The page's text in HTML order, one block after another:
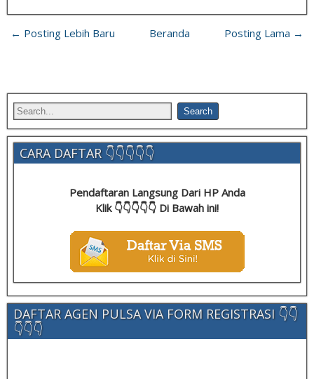
← Posting Lebih Baru Posting Lama →
Beranda
CARA DAFTAR 👇👇👇👇👇
Pendaftaran Langsung Dari HP Anda
Klik 👇👇👇👇👇 Di Bawah ini!
DAFTAR AGEN PULSA VIA FORM REGISTRASI 👇👇
👇👇👇